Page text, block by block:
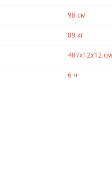
98 см
89 кг
487x12x12 см
6 ч